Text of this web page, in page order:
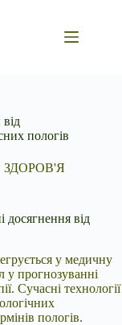
пологів
ЗДОРОВ'Я
від
у медичну
у прогнозуванні
Сучасні технології
пологів.